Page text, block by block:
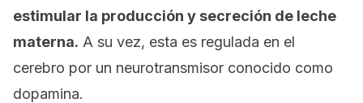
estimular la producción y secreción de leche
materna. A su vez, esta es regulada en el
cerebro por un neurotransmisor conocido como
dopamina.